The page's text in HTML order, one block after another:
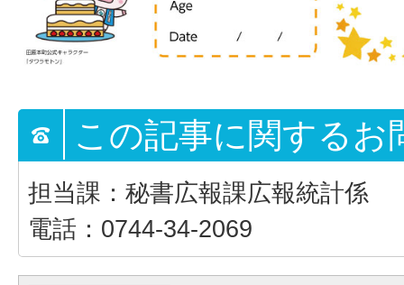
この記事に関するお
担当課：秘書広報課広報統計係
電話：0744-34-2069